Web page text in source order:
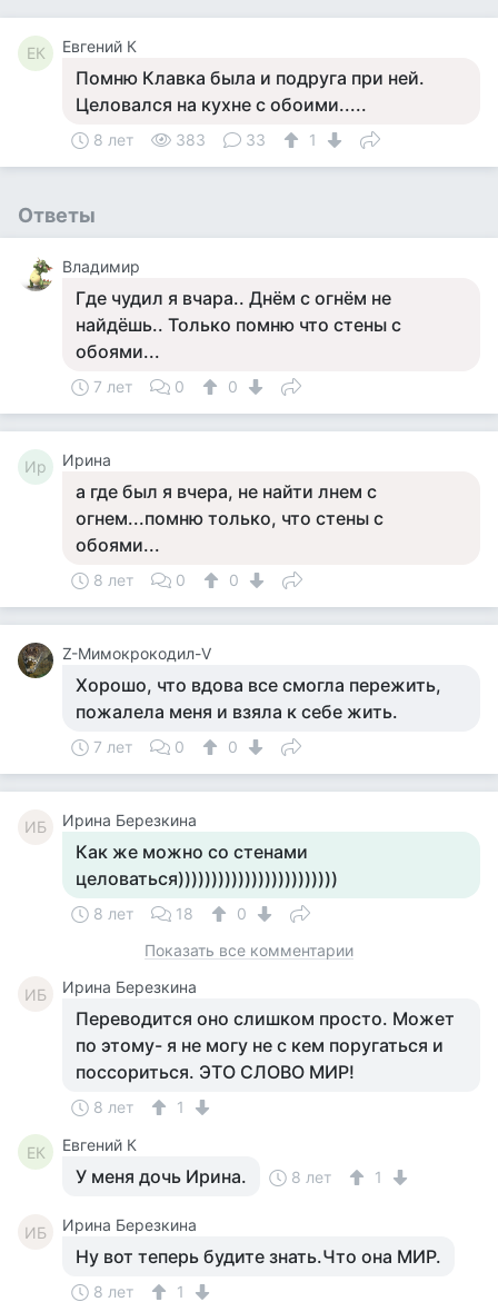
ЕК Евгений К
Помню Клавка была и подруга при ней.
Целовался на кухне с обоими.....
8 лет 383 33 1
Ответы
Владимир
Где чудил я вчара.. Днём с огнём не
найдёшь.. Только помню что стены с
обоями...
7 лет 0 0
Ир Ирина
а где был я вчера, не найти лнем с
огнем...помню только, что стены с
обоями...
8 лет 0 0
Z-Мимокрокодил-V
Хорошо, что вдова все смогла пережить,
пожалела меня и взяла к себе жить.
7 лет 0 0
ИБ Ирина Березкина
Как же можно со стенами
целоваться))))))))))))))))))))))))
8 лет 18
0
Показать все комментарии
ИБ Ирина Березкина
Переводится оно слишком просто. Может
по этому- я не могу не с кем поругаться и
поссориться. ЭТО СЛОВО МИР!
8 лет 1
ЕК Евгений К
У меня дочь Ирина. 8 лет 1
ИБ Ирина Березкина
Ну вот теперь будите знать.Что она МИР.
8 лет 1